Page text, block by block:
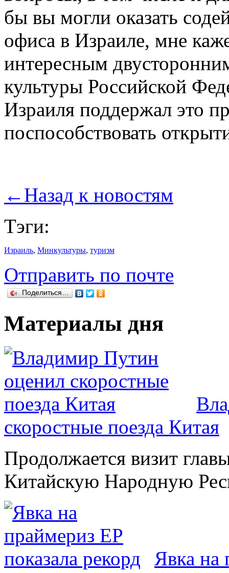
бы вы могли оказать
офиса в Израиле, мне
интересным
культуры Российской
Израиля поддержал это
поспособствовать
← Назад к новостям
Тэги:
Израиль, Минкультуры, туризм
Отправить по почте
Поделиться…
Материалы дня
скоростные поезда Китая
Продолжается визит
Китайскую Народную
Явка на